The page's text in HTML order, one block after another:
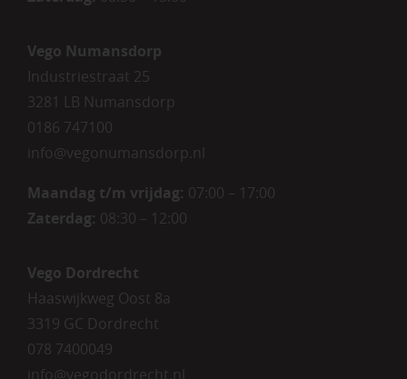
Vego Numansdorp
Industriestraat 25
3281 LB Numansdorp
0186 747100
info@vegonumansdorp.nl
Maandag t/m vrijdag: 07:00 – 17:00
Zaterdag: 08:30 – 12:00
Vego Dordrecht
Haaswijkweg Oost 8a
3319 GC Dordrecht
078 7400049
info@vegodordrecht.nl